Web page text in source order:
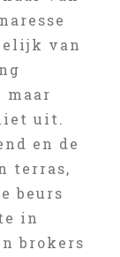
van
maar
uit.
en de
terras,
beurs
in
brokers